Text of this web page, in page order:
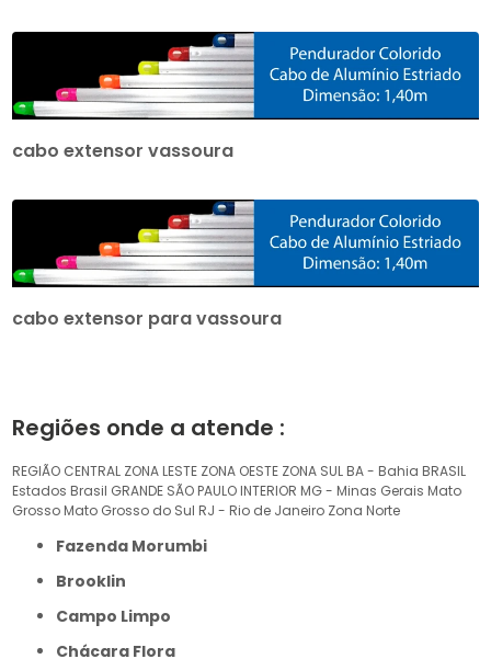
cabo extensor vassoura
cabo extensor para vassoura
Regiões onde a atende :
REGIÃO CENTRAL ZONA LESTE ZONA OESTE ZONA SUL BA - Bahia BRASIL
Estados Brasil GRANDE SÃO PAULO INTERIOR MG - Minas Gerais Mato
Grosso Mato Grosso do Sul RJ - Rio de Janeiro Zona Norte
Fazenda Morumbi
Brooklin
Campo Limpo
Chácara Flora